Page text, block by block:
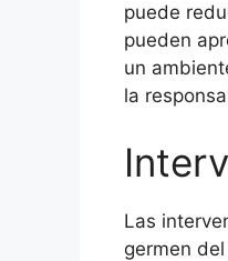
puede
pueden
un
la
Las
germen